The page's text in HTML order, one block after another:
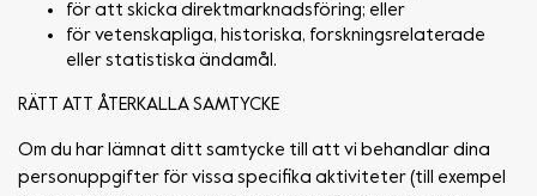
för att skicka direktmarknadsföring; eller
för vetenskapliga, historiska, forskningsrelaterade
eller statistiska ändamål.
RÄTT ATT ÅTERKALLA SAMTYCKE
Om du har lämnat ditt samtycke till att vi behandlar dina
personuppgifter för vissa specifika aktiviteter (till exempel